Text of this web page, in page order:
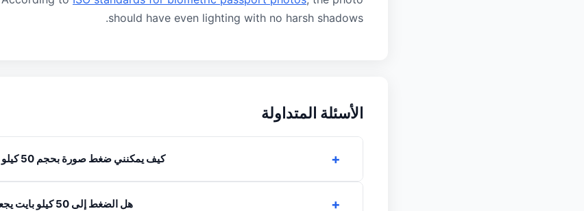
should have even lighting with no harsh shadows.
الأسئلة المتداولة
كيف يمكنني ضغط صورة بحجم 50 كيلو بايت لطلب جواز السفر؟
هل الضغط إلى 50 كيلو بايت يجعل الصورة ضبابية للغاية؟